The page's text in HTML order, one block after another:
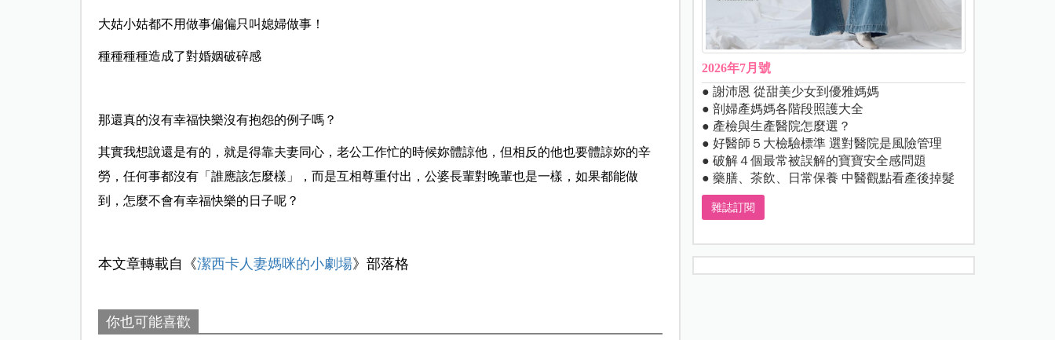
大姑小姑都不用做事偏偏只叫媳婦做事！
種種種種造成了對婚姻破碎感
那還真的沒有幸福快樂沒有抱怨的例子嗎？
其實我想說還是有的，就是得靠夫妻同心，老公工作忙的時候妳體諒他，但相反的他也要體諒妳的辛
勞，任何事都沒有「誰應該怎麼樣」，而是互相尊重付出，公婆長輩對晚輩也是一樣，如果都能做
到，怎麼不會有幸福快樂的日子呢？
本文章轉載自《潔西卡人妻媽咪的小劇場》部落格
你也可能喜歡
2026年7月號
● 謝沛恩 從甜美少女到優雅媽媽
● 剖婦產媽媽各階段照護大全
● 產檢與生產醫院怎麼選？
● 好醫師５大檢驗標準 選對醫院是風險管理
● 破解４個最常被誤解的寶寶安全感問題
● 藥膳、茶飲、日常保養 中醫觀點看產後掉髮
雜誌訂閱